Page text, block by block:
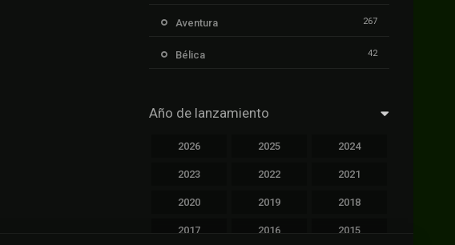
Aventura 267
Bélica 42
Cinecalidad
Cinetux 1.139
Año de lanzamiento
2026 2025 2024
2023 2022 2021
2020 2019 2018
2017 2016 2015